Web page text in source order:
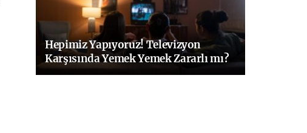
Hepimiz Yapıyoruz! Televizyon
Karşısında Yemek Yemek Zararlı mı?